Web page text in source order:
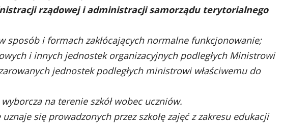
rządowej i administracji samorządu terytorialnego
sposób i formach zakłócających normalne funkcjonowanie;
i innych jednostek organizacyjnych podległych Ministrowi
jednostek podległych ministrowi właściwemu do
na terenie szkół wobec uczniów.
się prowadzonych przez szkołę zajęć z zakresu edukacji